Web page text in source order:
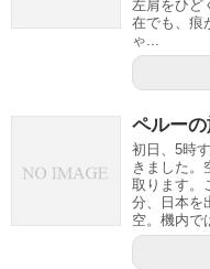
左肩をひど
在でも、痕
ゃ...
ペルーの
初日、5時
きました。
取ります。
分、日本を
空。機内で